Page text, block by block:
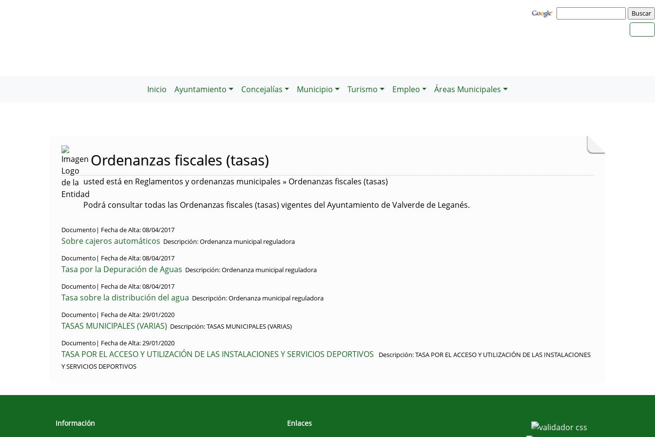
Inicio Ayuntamiento Concejalías Municipio Turismo Empleo Áreas Municipales
Ordenanzas fiscales (tasas)
usted está en Reglamentos y ordenanzas municipales » Ordenanzas fiscales (tasas)
Podrá consultar todas las Ordenanzas fiscales (tasas) vigentes del Ayuntamiento de Valverde de Leganés.
Documento| Fecha de Alta:08/04/2017
Sobre cajeros automáticos Descripción:Ordenanza municipal reguladora
Documento| Fecha de Alta:08/04/2017
Tasa por la Depuración de Aguas Descripción:Ordenanza municipal reguladora
Documento| Fecha de Alta:08/04/2017
Tasa sobre la distribución del agua Descripción:Ordenanza municipal reguladora
Documento| Fecha de Alta:29/01/2020
TASAS MUNICIPALES (VARIAS) Descripción:TASAS MUNICIPALES (VARIAS)
Documento| Fecha de Alta:29/01/2020
TASA POR EL ACCESO Y UTILIZACIÓN DE LAS INSTALACIONES Y SERVICIOS DEPORTIVOS Descripción:TASA POR EL ACCESO Y UTILIZACIÓN DE LAS INSTALACIONES
Y SERVICIOS DEPORTIVOS
Información Enlaces